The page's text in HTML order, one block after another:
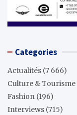
Categories
Actualités (7 666)
Culture & Tourisme
Fashion (196)
Interviews (715)